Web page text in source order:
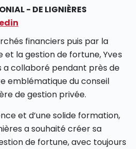
membre
- DE LIGNIÈRES
financiers puis par la
la gestion de fortune, Yves
a collaboré pendant près de
emblématique du conseil
de gestion privée.
et d’une solide formation,
a souhaité créer sa
de fortune, avec toujours